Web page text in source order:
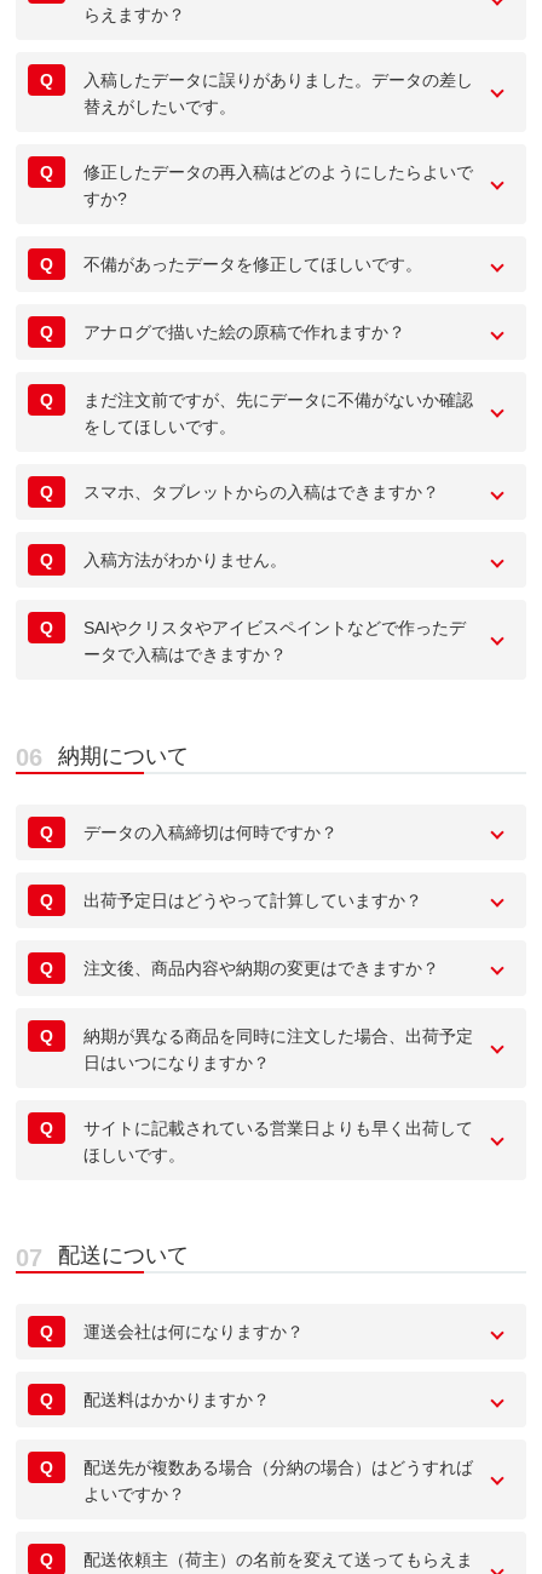
らえますか？
Q
入稿したデータに誤りがありました。データの差し
替えがしたいです。
Q
修正したデータの再入稿はどのようにしたらよいで
すか?
Q 不備があったデータを修正してほしいです。
Q アナログで描いた絵の原稿で作れますか？
Q
まだ注文前ですが、先にデータに不備がないか確認
をしてほしいです。
Q スマホ、タブレットからの入稿はできますか？
Q 入稿方法がわかりません。
Q
SAIやクリスタやアイビスペイントなどで作ったデ
ータで入稿はできますか？
納期について
Q データの入稿締切は何時ですか？
Q 出荷予定日はどうやって計算していますか？
Q 注文後、商品内容や納期の変更はできますか？
Q
納期が異なる商品を同時に注文した場合、出荷予定
日はいつになりますか？
Q
サイトに記載されている営業日よりも早く出荷して
ほしいです。
配送について
Q 運送会社は何になりますか？
Q 配送料はかかりますか？
Q
配送先が複数ある場合（分納の場合）はどうすれば
よいですか？
Q 配送依頼主（荷主）の名前を変えて送ってもらえま